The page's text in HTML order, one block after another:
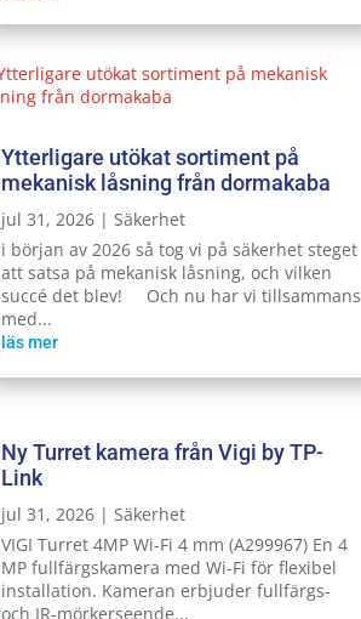
Ytterligare utökat sortiment på
mekanisk låsning från dormakaba
jul 31, 2026 |Säkerhet
i början av 2026 så tog vi på säkerhet steget
att satsa på mekanisk låsning, och vilken
succé det blev! Och nu har vi tillsammans
med...
läs mer
Ny Turret kamera från Vigi by TP-
Link
jul 31, 2026 |Säkerhet
VIGI Turret 4MP Wi-Fi 4 mm (A299967) En 4
MP fullfärgskamera med Wi-Fi för flexibel
installation. Kameran erbjuder fullfärgs-
och IR-mörkerseende...